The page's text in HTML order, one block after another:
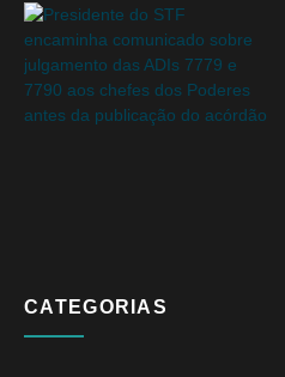
CATEGORIAS